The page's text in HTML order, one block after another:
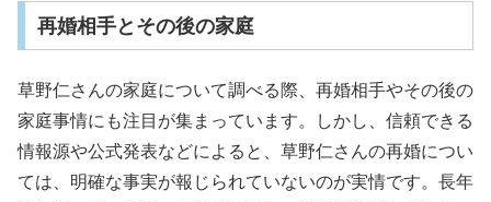
再婚相手とその後の家庭
草野仁さんの家庭について調べる際、再婚相手やその後の
家庭事情にも注目が集まっています。しかし、信頼できる
情報源や公式発表などによると、草野仁さんの再婚につい
ては、明確な事実が報じられていないのが実情です。長年